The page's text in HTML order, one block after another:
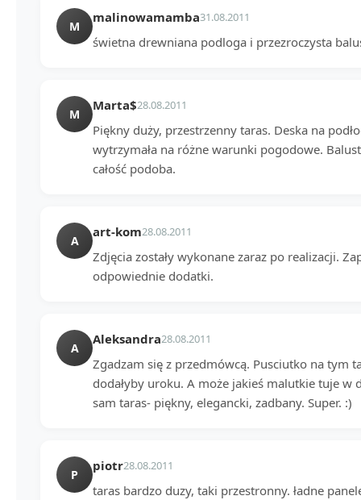
M
malinowamamba31.08.2011
świetna drewniana podloga i przezroczysta
M
Marta$28.08.2011
Piękny duży, przestrzenny taras. Deska na
wytrzymała na różne warunki pogodowe.
całość podoba.
A
art-kom28.08.2011
Zdjęcia zostały wykonane zaraz po realizacji.
odpowiednie dodatki.
A
Aleksandra28.08.2011
Zgadzam się z przedmówcą. Pusciutko na tym
dodałyby uroku. A może jakieś malutkie tuje w
sam taras- piękny, elegancki, zadbany. Super. :)
P
piotr28.08.2011
taras bardzo duzy, taki przestronny. ładne